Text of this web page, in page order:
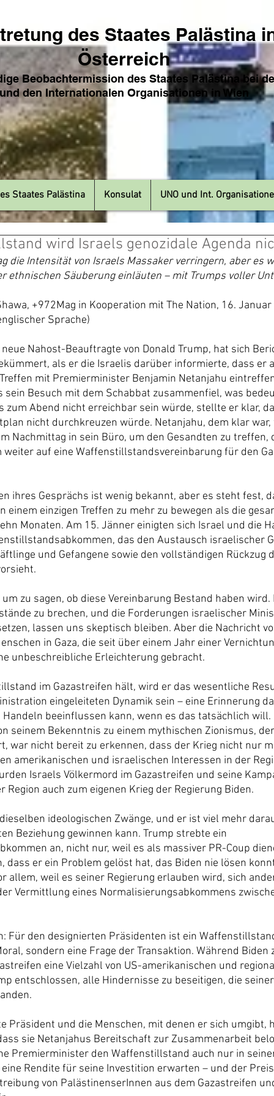
des Staates Palästina
Österreich
Beobachtermission des Staates Palästina bei
den Internationalen Organisationen in Wien
wird Israels genozidale Agenda
die Intensität von Israels Massaker verringern, aber es
ethnischen Säuberung einläuten – mit Trumps voller
+972Mag in Kooperation mit The Nation, 16.
Sprache)
Nahost-Beauftragte von Donald Trump, hat sich
als er die Israelis darüber informierte, dass er
mit Premierminister Benjamin Netanjahu
sein Besuch mit dem Schabbat zusammenfiel, was
zum Abend nicht erreichbar sein würde, stellte er klar,
nicht durchkreuzen würde. Netanjahu, dem klar
Nachmittag in sein Büro, um den Gesandten zu
weiter auf eine Waffenstillstandsvereinbarung für den
ihres Gesprächs ist wenig bekannt, aber es steht fest,
einem einzigen Treffen zu mehr zu bewegen als die
Monaten. Am 15. Jänner einigten sich Israel und die
das den Austausch israelischer
und Gefangene sowie den vollständigen Rückzug
zu sagen, ob diese Vereinbarung Bestand haben
zu brechen, und die Forderungen israelischer
lassen uns skeptisch bleiben. Aber die Nachricht
in Gaza, die seit über einem Jahr einer
unbeschreibliche Erleichterung gebracht.
im Gazastreifen hält, wird er das wesentliche
eingeleiteten Dynamik sein – eine Erinnerung
beeinflussen kann, wenn es das tatsächlich
seinem Bekenntnis zu einem mythischen Zionismus,
war nicht bereit zu erkennen, dass der Krieg nicht nur
amerikanischen und israelischen Interessen in der
Israels Völkermord im Gazastreifen und seine
Region auch zum eigenen Krieg der Regierung Biden.
ideologischen Zwänge, und er ist viel mehr
Beziehung gewinnen kann. Trump strebte ein
an, nicht nur, weil es als massiver PR-Coup
dass er ein Problem gelöst hat, das Biden nie lösen
allem, weil es seiner Regierung erlauben wird, sich
Vermittlung eines Normalisierungsabkommens
Für den designierten Präsidenten ist ein
sondern eine Frage der Transaktion. Während
eine Vielzahl von US-amerikanischen und
entschlossen, alle Hindernisse zu beseitigen, die
Präsident und die Menschen, mit denen er sich umgibt,
sie Netanjahus Bereitschaft zur Zusammenarbeit
Premierminister den Waffenstillstand auch nur in
Rendite für seine Investition erwarten – und der
von PalästinenserInnen aus dem Gazastreifen
Staates Palästina Konsulat UNO und Int.